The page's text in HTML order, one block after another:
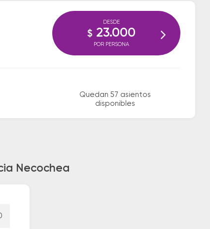
Quedan 57 asientos
disponibles
DESDE
$ 23.000
POR PERSONA
Necochea